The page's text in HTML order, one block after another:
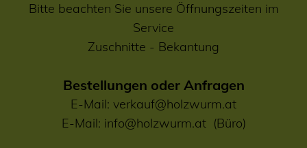
Bitte beachten Sie unsere Öffnungszeiten im
Service
Zuschnitte - Bekantung
Bestellungen oder Anfragen
E-Mail: verkauf@holzwurm.at
E-Mail: info@holzwurm.at(Büro)